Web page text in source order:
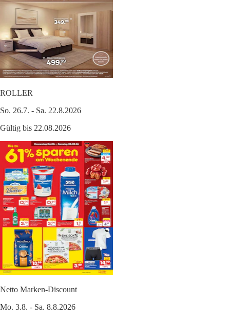
ROLLER
So. 26.7. - Sa. 22.8.2026
Gültig bis 22.08.2026
Netto Marken-Discount
Mo. 3.8. - Sa. 8.8.2026